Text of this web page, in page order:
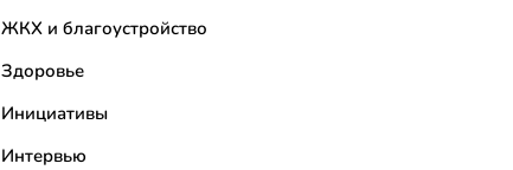
ЖКХ и благоустройство
Здоровье
Инициативы
Интервью